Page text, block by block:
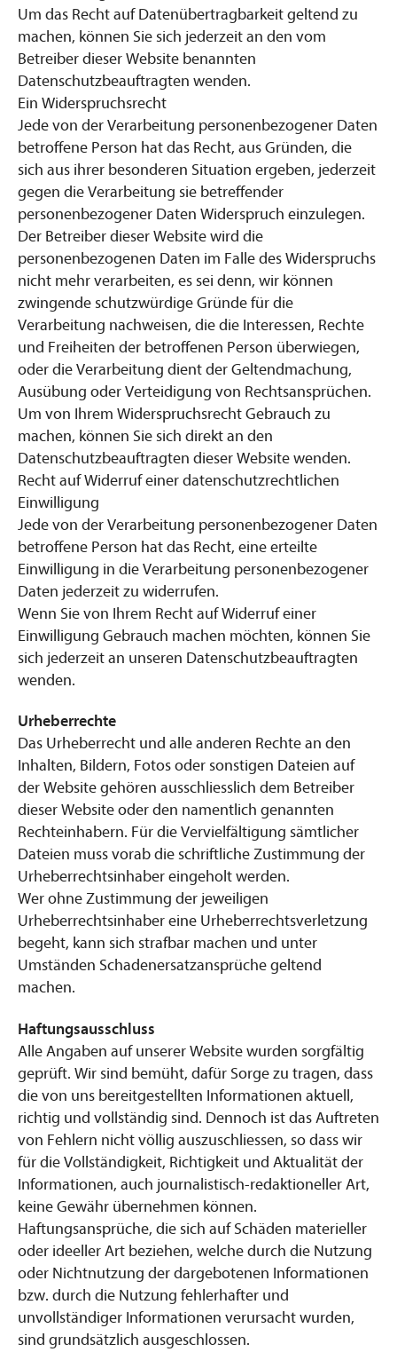
Um das Recht auf Datenübertragbarkeit geltend zu
machen, können Sie sich jederzeit an den vom
Betreiber dieser Website benannten
Datenschutzbeauftragten wenden.
Ein Widerspruchsrecht
Jede von der Verarbeitung personenbezogener Daten
betroffene Person hat das Recht, aus Gründen, die
sich aus ihrer besonderen Situation ergeben, jederzeit
gegen die Verarbeitung sie betreffender
personenbezogener Daten Widerspruch einzulegen.
Der Betreiber dieser Website wird die
personenbezogenen Daten im Falle des Widerspruchs
nicht mehr verarbeiten, es sei denn, wir können
zwingende schutzwürdige Gründe für die
Verarbeitung nachweisen, die die Interessen, Rechte
und Freiheiten der betroffenen Person überwiegen,
oder die Verarbeitung dient der Geltendmachung,
Ausübung oder Verteidigung von Rechtsansprüchen.
Um von Ihrem Widerspruchsrecht Gebrauch zu
machen, können Sie sich direkt an den
Datenschutzbeauftragten dieser Website wenden.
Recht auf Widerruf einer datenschutzrechtlichen
Einwilligung
Jede von der Verarbeitung personenbezogener Daten
betroffene Person hat das Recht, eine erteilte
Einwilligung in die Verarbeitung personenbezogener
Daten jederzeit zu widerrufen.
Wenn Sie von Ihrem Recht auf Widerruf einer
Einwilligung Gebrauch machen möchten, können Sie
sich jederzeit an unseren Datenschutzbeauftragten
wenden.
Urheberrechte
Das Urheberrecht und alle anderen Rechte an den
Inhalten, Bildern, Fotos oder sonstigen Dateien auf
der Website gehören ausschliesslich dem Betreiber
dieser Website oder den namentlich genannten
Rechteinhabern. Für die Vervielfältigung sämtlicher
Dateien muss vorab die schriftliche Zustimmung der
Urheberrechtsinhaber eingeholt werden.
Wer ohne Zustimmung der jeweiligen
Urheberrechtsinhaber eine Urheberrechtsverletzung
begeht, kann sich strafbar machen und unter
Umständen Schadenersatzansprüche geltend
machen.
Haftungsausschluss
Alle Angaben auf unserer Website wurden sorgfältig
geprüft. Wir sind bemüht, dafür Sorge zu tragen, dass
die von uns bereitgestellten Informationen aktuell,
richtig und vollständig sind. Dennoch ist das Auftreten
von Fehlern nicht völlig auszuschliessen, so dass wir
für die Vollständigkeit, Richtigkeit und Aktualität der
Informationen, auch journalistisch-redaktioneller Art,
keine Gewähr übernehmen können.
Haftungsansprüche, die sich auf Schäden materieller
oder ideeller Art beziehen, welche durch die Nutzung
oder Nichtnutzung der dargebotenen Informationen
bzw. durch die Nutzung fehlerhafter und
unvollständiger Informationen verursacht wurden,
sind grundsätzlich ausgeschlossen.